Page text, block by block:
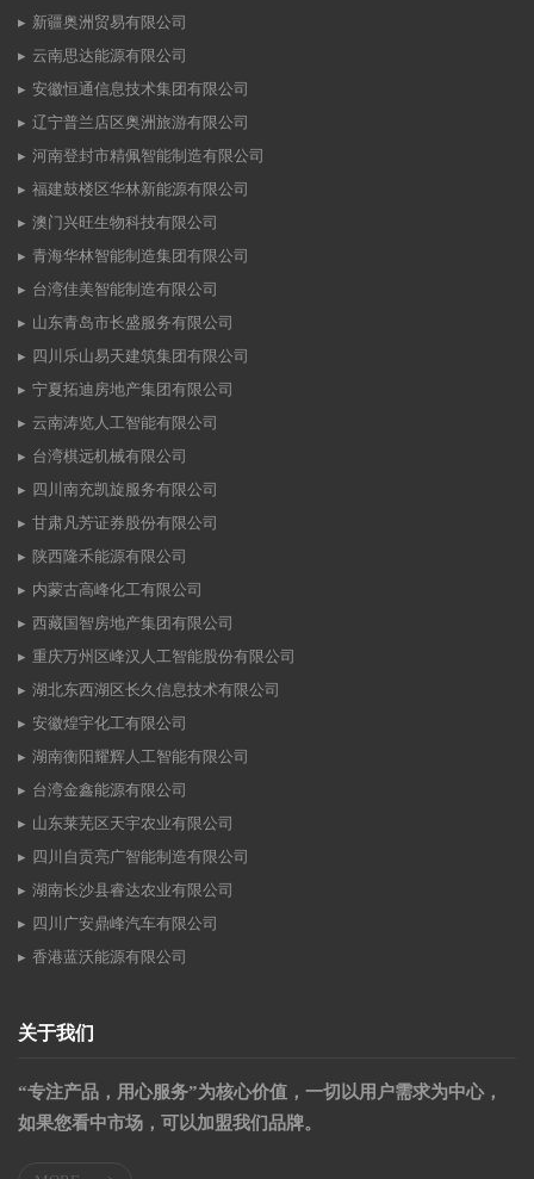
新疆奥洲贸易有限公司
云南思达能源有限公司
安徽恒通信息技术集团有限公司
辽宁普兰店区奥洲旅游有限公司
河南登封市精佩智能制造有限公司
福建鼓楼区华林新能源有限公司
澳门兴旺生物科技有限公司
青海华林智能制造集团有限公司
台湾佳美智能制造有限公司
山东青岛市长盛服务有限公司
四川乐山易天建筑集团有限公司
宁夏拓迪房地产集团有限公司
云南涛览人工智能有限公司
台湾棋远机械有限公司
四川南充凯旋服务有限公司
甘肃凡芳证券股份有限公司
陕西隆禾能源有限公司
内蒙古高峰化工有限公司
西藏国智房地产集团有限公司
重庆万州区峰汉人工智能股份有限公司
湖北东西湖区长久信息技术有限公司
安徽煌宇化工有限公司
湖南衡阳耀辉人工智能有限公司
台湾金鑫能源有限公司
山东莱芜区天宇农业有限公司
四川自贡亮广智能制造有限公司
湖南长沙县睿达农业有限公司
四川广安鼎峰汽车有限公司
香港蓝沃能源有限公司
关于我们
“专注产品，用心服务”为核心价值，一切以用户需求为中心，
如果您看中市场，可以加盟我们品牌。